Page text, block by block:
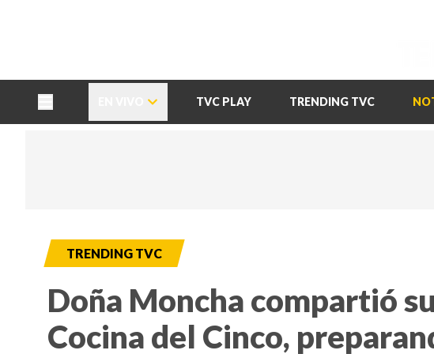
TVC PLAY TRENDING TVC
TRENDING TVC
Doña Moncha compartió
Cocina del Cinco,